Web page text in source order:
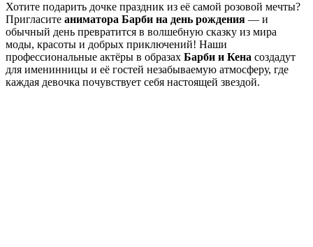
Хотите подарить дочке праздник из её самой розовой мечты?
Пригласите аниматора Барби на день рождения — и
обычный день превратится в волшебную сказку из мира
моды, красоты и добрых приключений! Наши
профессиональные актёры в образах Барби и Кена создадут
для именинницы и её гостей незабываемую атмосферу, где
каждая девочка почувствует себя настоящей звездой.